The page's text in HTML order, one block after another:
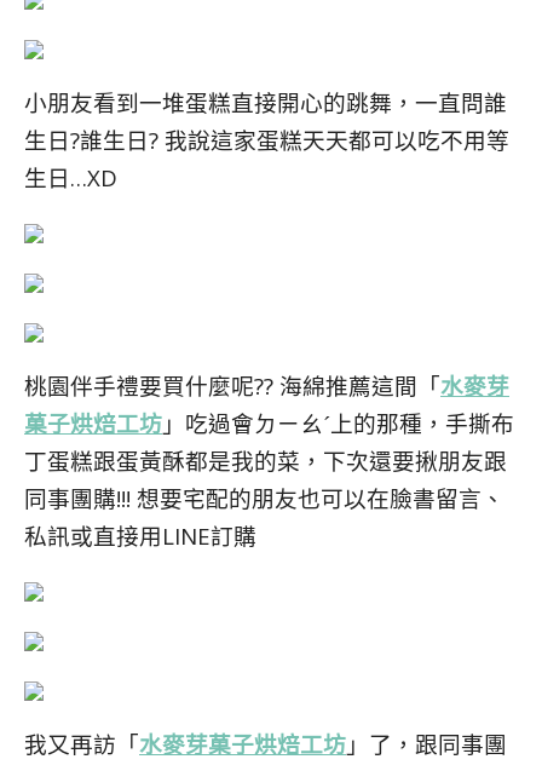
小朋友看到一堆蛋糕直接開心的跳舞，一直問誰
生日?誰生日? 我說這家蛋糕天天都可以吃不用等
生日…XD
桃園伴手禮要買什麼呢?? 海綿推薦這間「水麥芽
菓子烘焙工坊 」吃過會ㄉㄧㄠˊ上的那種，手撕布
丁蛋糕跟蛋黃酥都是我的菜，下次還要揪朋友跟
同事團購!!! 想要宅配的朋友也可以在臉書留言、
私訊或直接用LINE訂購
我又再訪「水麥芽菓子烘焙工坊 」了，跟同事團